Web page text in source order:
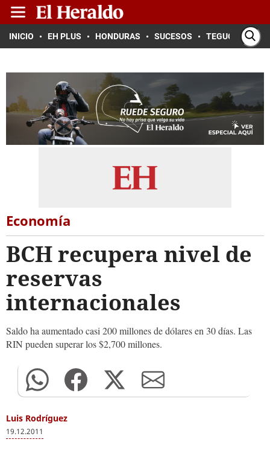
INICIO EH PLUS HONDURAS SUCESOS TEGUCIGALPA
Economía
BCH recupera nivel de
reservas
internacionales
Saldo ha aumentado casi 200 millones de dólares en 30 días. Las
RIN pueden superar los $2,700 millones.
Luis Rodríguez
19.12.2011